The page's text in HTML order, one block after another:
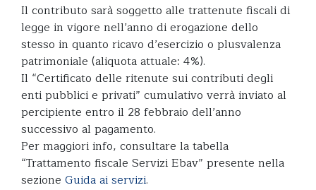
Il contributo sarà soggetto alle trattenute fiscali di
legge in vigore nell’anno di erogazione dello
stesso in quanto ricavo d’esercizio o plusvalenza
patrimoniale (aliquota attuale: 4%).
Il “Certificato delle ritenute sui contributi degli
enti pubblici e privati” cumulativo verrà inviato al
percipiente entro il 28 febbraio dell’anno
successivo al pagamento.
Per maggiori info, consultare la tabella
“Trattamento fiscale Servizi Ebav” presente nella
sezione Guida ai servizi.